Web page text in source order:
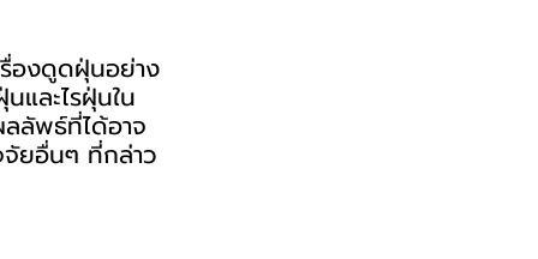
องดูดฝุ่นอย่าง
และไรฝุ่นใน
ลัพธ์ที่ได้อาจ
ยอื่นๆ ที่กล่าว